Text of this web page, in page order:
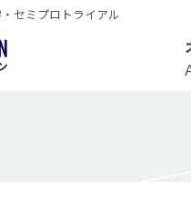
セミプロトライアル